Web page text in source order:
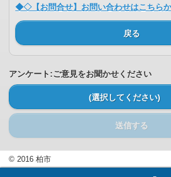
◆◇【お問合せ】お問い合わせはこちら
戻る
アンケート:ご意見をお聞かせください
(選択してください)
送信する
© 2016 柏市